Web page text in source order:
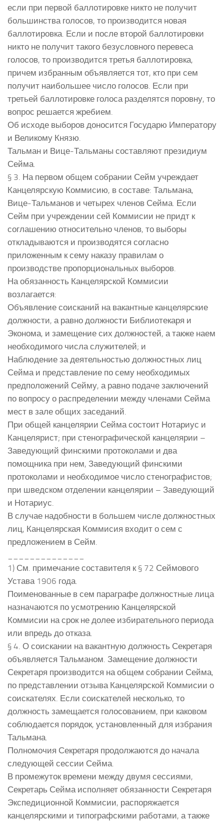
если при первой баллотировке никто не получит
большинства голосов, то производится новая
баллотировка. Если и после второй баллотировки
никто не получит такого безусловного перевеса
голосов, то производится третья баллотировка,
причем избранным объявляется тот, кто при сем
получит наибольшее число голосов. Если при
третьей баллотировке голоса разделятся поровну, то
вопрос решается жребием.
Об исходе выборов доносится Государю Императору
и Великому Князю.
Тальман и Вице-Тальманы составляют президиум
Сейма.
§ 3. На первом общем собрании Сейм учреждает
Канцелярскую Коммисию, в составе: Тальмана,
Вице-Тальманов и четырех членов Сейма. Если
Сейм при учреждении сей Коммисии не придт к
соглашению относительно членов, то выборы
откладываются и производятся согласно
приложенным к сему наказу правилам о
производстве пропорциональных выборов.
На обязанность Канцелярской Коммисии
возлагается:
Объявление соисканий на вакантные канцелярские
должности, а равно должности Библиотекаря и
Эконома, и замещение сих должностей, а также наем
необходимого числа служителей; и
Наблюдение за деятельностью должностных лиц
Сейма и представление по сему необходимых
предположений Сейму, а равно подаче заключений
по вопросу о распределении между членами Сейма
мест в зале общих заседаний.
При общей канцелярии Сейма состоит Нотариус и
Канцелярист; при стенографической канцелярии –
Заведующий финскими протоколами и два
помощника при нем, Заведующий финскими
протоколами и необходимое число стенографистов;
при шведском отделении канцелярии – Заведующий
и Нотариус.
В случае надобности в большем числе должностных
лиц, Канцелярская Коммисия входит о сем с
предложением в Сейм.
1) См. примечание составителя к § 72 Сеймового
Устава 1906 года.
Поименованные в сем параграфе должностные лица
назначаются по усмотрению Канцелярской
Коммисии на срок не долее избирательного периода
или впредь до отказа.
§ 4. О соискании на вакантную должность Секретаря
объявляется Тальманом. Замещение должности
Секретаря производится на общем собрании Сейма,
по представлении отзыва Канцелярской Коммисии о
соискателях. Если соискателей несколько, то
должность замещается голосованием, при каковом
соблюдается порядок, установленный для избрания
Тальмана.
Полномочия Секретаря продолжаются до начала
следующей сессии Сейма.
В промежуток времени между двумя сессиями,
Секретарь Сейма исполняет обязанности Секретаря
Экспедиционной Коммисии, распоряжается
канцелярскими и типографскими работами, а также